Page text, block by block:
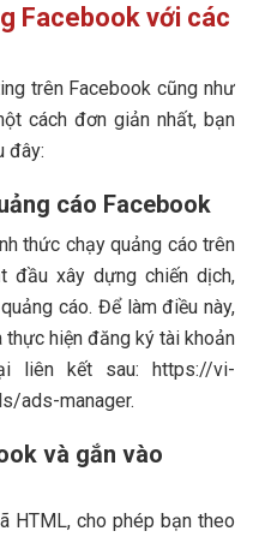
Facebook với các
trên Facebook cũng như
cách đơn giản nhất, bạn
đây:
cáo Facebook
thức chạy quảng cáo trên
đầu xây dựng chiến dịch,
cáo. Để làm điều này,
hiện đăng ký tài khoản
liên kết sau: https://vi-
ads-manager.
và gắn vào
HTML, cho phép bạn theo